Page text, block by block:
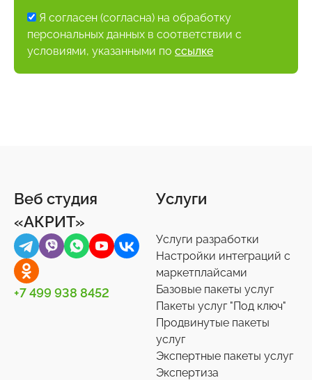
Я согласен (согласна) на обработку
персональных данных в соответствии с
условиями, указанными по ссылке
Веб студия
«АКРИТ»
+7 499 938 8452
Услуги
Услуги разработки
Настройки интеграций с
маркетплайсами
Базовые пакеты услуг
Пакеты услуг "Под ключ"
Продвинутые пакеты
услуг
Экспертные пакеты услуг
Экспертиза